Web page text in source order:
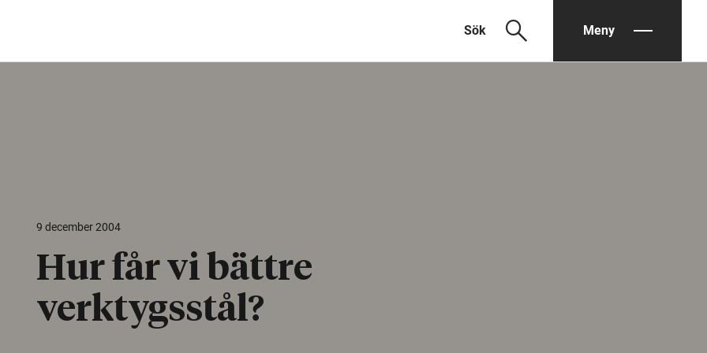
Sök search Meny
9 december 2004
Hur får vi bättre
verktygsstål?